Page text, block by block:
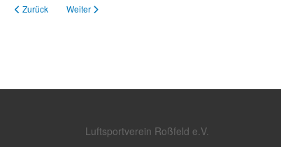
Vorheriger Beitrag: Modellflug Wettbewerbe
Zurück Nächster Beitrag: Die Geschichte des Freiflugs bis in die
Weiter
Luftsportverein Roßfeld e.V.